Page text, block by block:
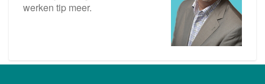
werken tip meer.